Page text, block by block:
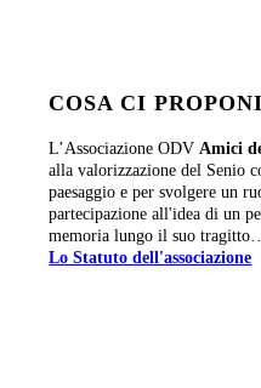
COSA CI
L’Associazione ODV Amici
alla valorizzazione del Senio
paesaggio e per svolgere un
partecipazione all'idea di un
memoria lungo il suo tragitto…
Lo Statuto dell'associazione